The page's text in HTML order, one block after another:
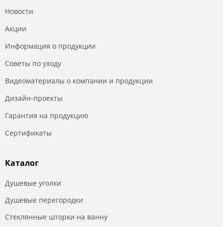
Новости
Акции
Информация о продукции
Советы по уходу
Видеоматериалы о компании и продукции
Дизайн-проекты
Гарантия на продукцию
Сертификаты
Каталог
Душевые уголки
Душевые перегородки
Стеклянные шторки на ванну